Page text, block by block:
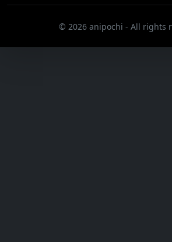
© 2026 anipochi - All rights